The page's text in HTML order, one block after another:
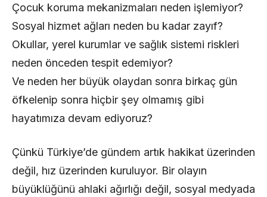
Çocuk koruma mekanizmaları neden işlemiyor?
Sosyal hizmet ağları neden bu kadar zayıf?
Okullar, yerel kurumlar ve sağlık sistemi riskleri
neden önceden tespit edemiyor?
Ve neden her büyük olaydan sonra birkaç gün
öfkelenip sonra hiçbir şey olmamış gibi
hayatımıza devam ediyoruz?
Çünkü Türkiye’de gündem artık hakikat üzerinden
değil, hız üzerinden kuruluyor. Bir olayın
büyüklüğünü ahlaki ağırlığı değil, sosyal medyada